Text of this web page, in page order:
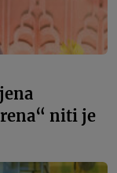
niti je